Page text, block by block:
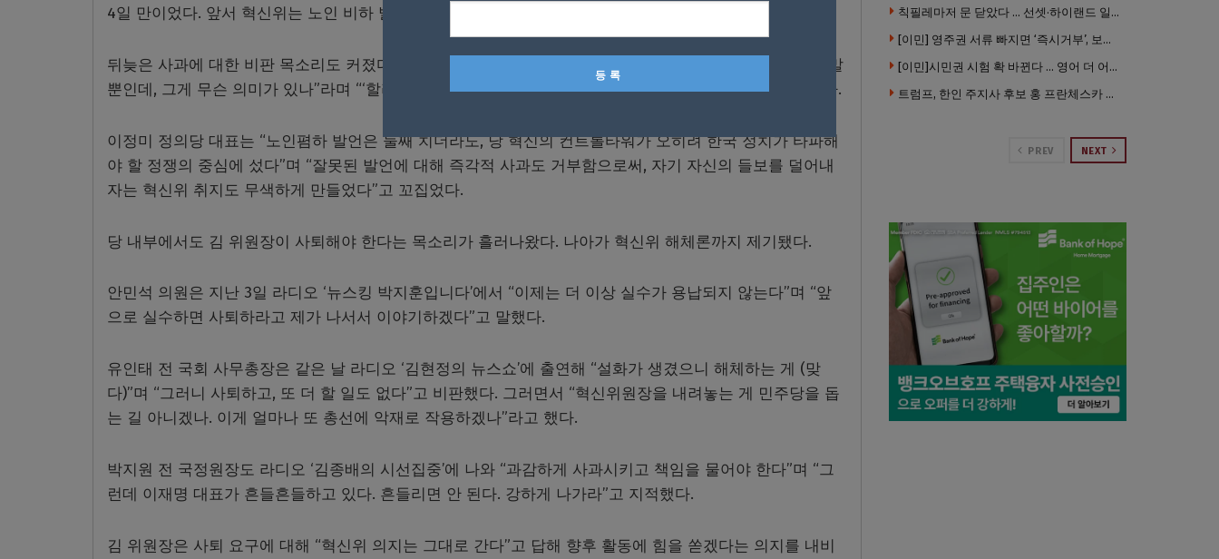
4일 만이었다. 앞서 혁신위는 노인 비하 발언에 대한 비판 여론에 “사과할 일은 아니다”라고 하기도 했다.
뒤늦은 사과에 대한 비판 목소리도 커졌다. 김기현 국민의힘 대표는 “마지못해 사과하는 시늉을 한들 단지 말
뿐인데, 그게 무슨 의미가 있나”라며 “‘할리우드 액션’으로 국민을 눈속임할 수 있다는 오만”이라고 비판했다.
이정미 정의당 대표는 “노인폄하 발언은 둘째 치더라도, 당 혁신의 컨트롤타워가 오히려 한국 정치가 타파해
야 할 정쟁의 중심에 섰다”며 “잘못된 발언에 대해 즉각적 사과도 거부함으로써, 자기 자신의 들보를 덜어내
자는 혁신위 취지도 무색하게 만들었다”고 꼬집었다.
당 내부에서도 김 위원장이 사퇴해야 한다는 목소리가 흘러나왔다. 나아가 혁신위 해체론까지 제기됐다.
안민석 의원은 지난 3일 라디오 ‘뉴스킹 박지훈입니다’에서 “이제는 더 이상 실수가 용납되지 않는다”며 “앞
으로 실수하면 사퇴하라고 제가 나서서 이야기하겠다”고 말했다.
유인태 전 국회 사무총장은 같은 날 라디오 ‘김현정의 뉴스쇼’에 출연해 “설화가 생겼으니 해체하는 게 (맞
다)”며 “그러니 사퇴하고, 또 더 할 일도 없다”고 비판했다. 그러면서 “혁신위원장을 내려놓는 게 민주당을 돕
는 길 아니겠나. 이게 얼마나 또 총선에 악재로 작용하겠나”라고 했다.
박지원 전 국정원장도 라디오 ‘김종배의 시선집중’에 나와 “과감하게 사과시키고 책임을 물어야 한다”며 “그
런데 이재명 대표가 흔들흔들하고 있다. 흔들리면 안 된다. 강하게 나가라”고 지적했다.
김 위원장은 사퇴 요구에 대해 “혁신위 의지는 그대로 간다”고 답해 향후 활동에 힘을 쏟겠다는 의지를 내비
칙필레마저 문 닫았다 … 선셋·하이랜드 일대 ‘황량한 거리’로
[이민] 영주권 서류 빠지면 ‘즉시거부’, 보완기회 없다 … 이민심사 8월부터 확 바뀐다
[이민]시민권 시험 확 바뀐다 … 영어 더 어렵게, 민간시험 도입 추진
트럼프, 한인 주지사 후보 홍 프란체스카 정조준 … “미치광이다”
PREV NEXT